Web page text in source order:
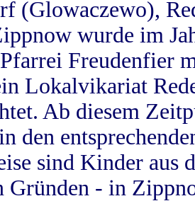
(Glowaczewo),
wurde im
Freudenfier
Lokalvikariat
Ab diesem
den
sind Kinder aus
Gründen - in